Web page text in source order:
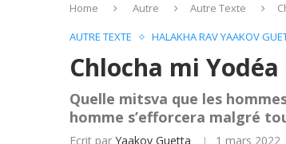
Home Autre Autre Texte
AUTRE TEXTE
HALAKHA RAV YAAKOV
Chlocha mi
Quelle mitsva que les
homme s’efforcera malgré
Ecrit par Yaakov Guetta 1 mars 2022